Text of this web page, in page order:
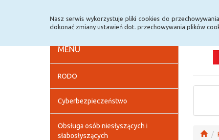
Nasz serwis wykorzystuje pliki cookies do
dokonać zmiany ustawień dot. przechowywania plików
MENU
RODO
Cyberbezpieczeństwo
Obsługa osób niesłyszących i
słabosłyszących